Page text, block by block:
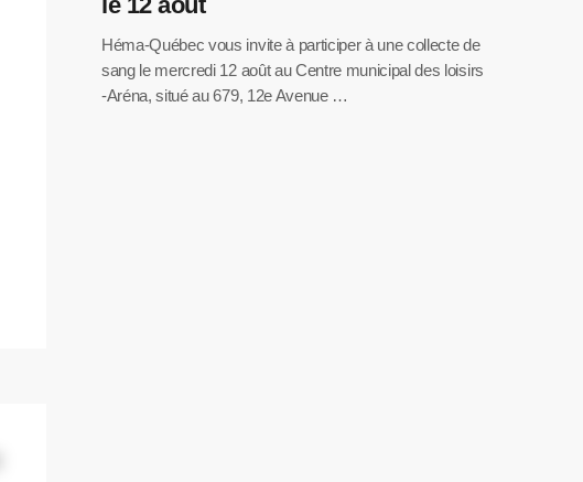
Héma-Québec vous invite à participer à une collecte de
sang le mercredi 12 août au Centre municipal des loisirs
-Aréna, situé au 679, 12e Avenue …